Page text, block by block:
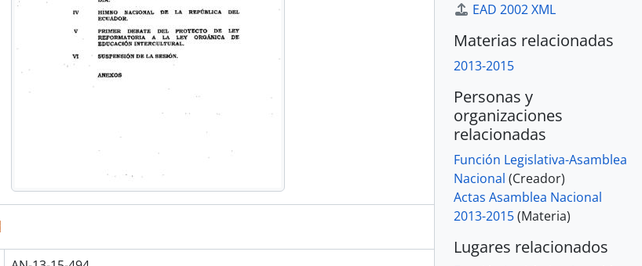
EAD 2002 XML
Materias relacionadas
2013-2015
Personas y
organizaciones
relacionadas
Función Legislativa-Asamblea
Nacional (Creador)
Actas Asamblea Nacional
2013-2015(Materia)
Lugares relacionados